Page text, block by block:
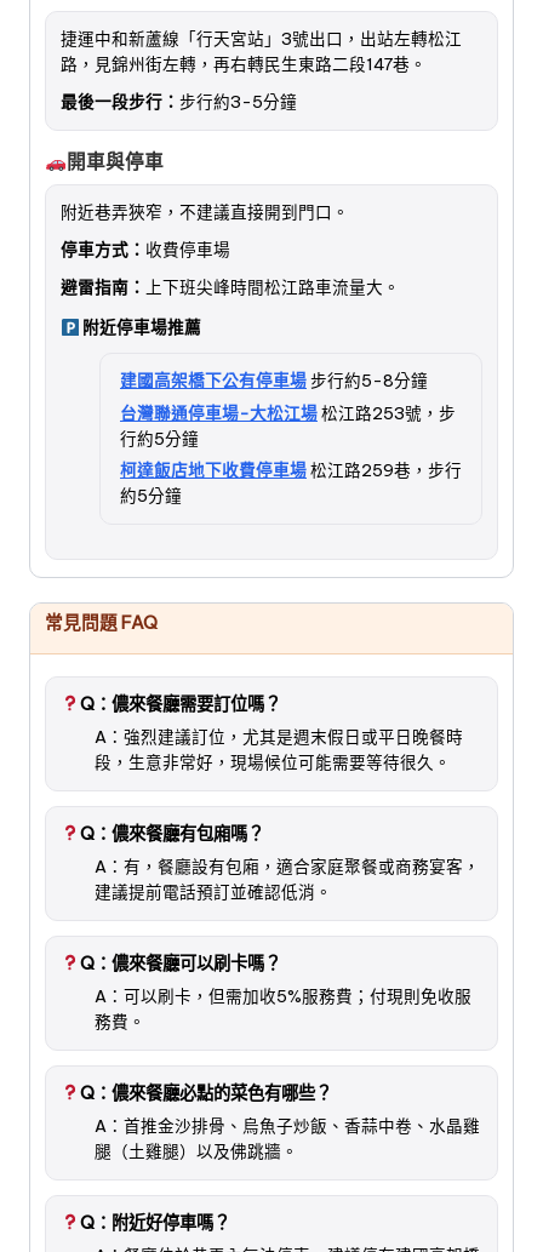
捷運中和新蘆線「行天宮站」3號出口，出站左轉松江
路，見錦州街左轉，再右轉民生東路二段147巷。
最後一段步行： 步行約3-5分鐘
開車與停車
附近巷弄狹窄，不建議直接開到門口。
停車方式： 收費停車場
避雷指南：
上下班尖峰時間松江路車流量大。
附近停車場推薦
建國高架橋下公有停車場步行約5-8分鐘
台灣聯通停車場-大松江場松江路253號，步
行約5分鐘
柯達飯店地下收費停車場松江路259巷，步行
約5分鐘
常見問題 FAQ
Q：儂來餐廳需要訂位嗎？
A：強烈建議訂位，尤其是週末假日或平日晚餐時
段，生意非常好，現場候位可能需要等待很久。
Q：儂來餐廳有包廂嗎？
A：有，餐廳設有包廂，適合家庭聚餐或商務宴客，
建議提前電話預訂並確認低消。
Q：儂來餐廳可以刷卡嗎？
A：可以刷卡，但需加收5%服務費；付現則免收服
務費。
Q：儂來餐廳必點的菜色有哪些？
A：首推金沙排骨、烏魚子炒飯、香蒜中卷、水晶雞
腿（土雞腿）以及佛跳牆。
Q：附近好停車嗎？